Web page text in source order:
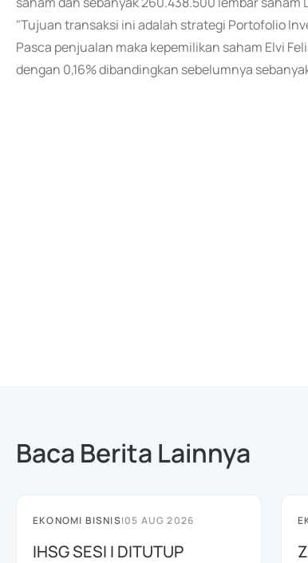
"Tujuan transaksi ini adalah strategi Portofolio
Pasca penjualan maka kepemilikan saham Elvi
dengan 0,16% dibandingkan sebelumnya
Baca Berita Lainnya
EKONOMI BISNIS|05 AUG 2026
IHSG SESI I DITUTUP